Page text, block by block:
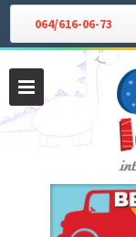
064/616-06-73